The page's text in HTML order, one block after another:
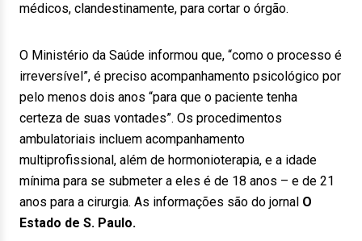
médicos, clandestinamente, para cortar o órgão.
O Ministério da Saúde informou que, “como o processo é
irreversível”, é preciso acompanhamento psicológico por
pelo menos dois anos “para que o paciente tenha
certeza de suas vontades”. Os procedimentos
ambulatoriais incluem acompanhamento
multiprofissional, além de hormonioterapia, e a idade
mínima para se submeter a eles é de 18 anos – e de 21
anos para a cirurgia. As informações são do jornal O
Estado de S. Paulo.